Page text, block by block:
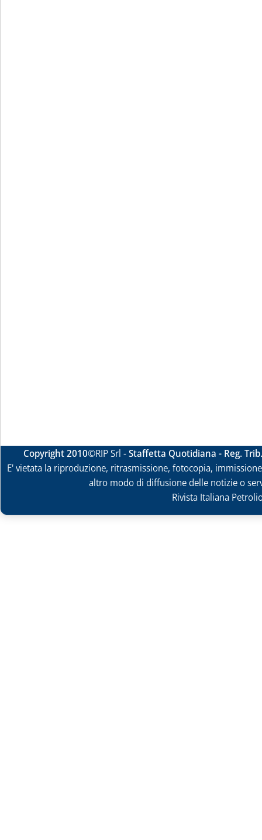
Copyright 2010©RIP Srl -Staffetta Quotidiana - Reg.
E' vietata la riproduzione, ritrasmissione, fotocopia,
altro modo di diffusione delle notizie o
Rivista Italiana